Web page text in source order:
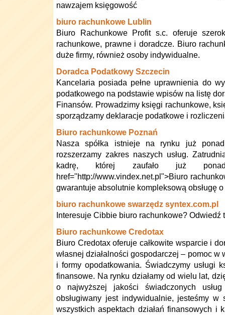
nawzajem księgowość
biuro rachunkowe Lublin
Biuro Rachunkowe Profit s.c. oferuje
rachunkowe, prawne i doradcze. Biuro
duże firmy, również osoby indywidualne.
Doradca Podatkowy Szczecin
Kancelaria posiada pełne uprawnienia do
podatkowego na podstawie wpisów na listę
Finansów. Prowadzimy księgi rachunkowe,
sporządzamy deklaracje podatkowe i
Biuro rachunkowe Poznań
Nasza spółka istnieje na rynku już
rozszerzamy zakres naszych usług.
kadrę, której zaufało już
href="http://www.vindex.net.pl">Biuro
gwarantuje absolutnie kompleksową obsługę o
biuro rachunkowe swarzędz syntex.com.pl
Interesuje Cibbie biuro rachunkowe? Odwiedź
Biuro rachunkowe Credotax
Biuro Credotax oferuje całkowite wsparcie i
własnej działalności gospodarczej – pomoc
i formy opodatkowania. Świadczymy usługi
finansowe. Na rynku działamy od wielu lat,
o najwyższej jakości świadczonych
obsługiwany jest indywidualnie, jesteśmy
wszystkich aspektach działań finansowych i